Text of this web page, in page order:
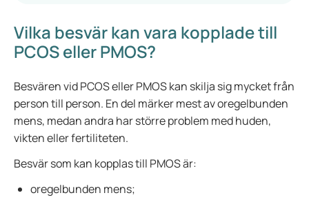
Vilka besvär kan vara kopplade till
PCOS eller PMOS?
Besvären vid PCOS eller PMOS kan skilja sig mycket från
person till person. En del märker mest av oregelbunden
mens, medan andra har större problem med huden,
vikten eller fertiliteten.
Besvär som kan kopplas till PMOS är:
oregelbunden mens;